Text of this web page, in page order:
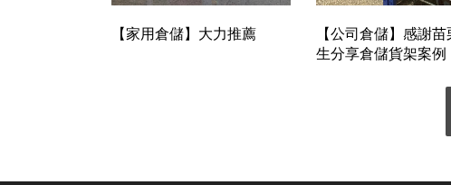
【家用倉儲】大力推薦
【公司倉儲】感謝
生分享倉儲貨架案例